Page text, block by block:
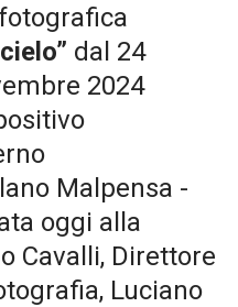
dal 24
2024
Malpensa -
oggi alla
Cavalli, Direttore
Luciano